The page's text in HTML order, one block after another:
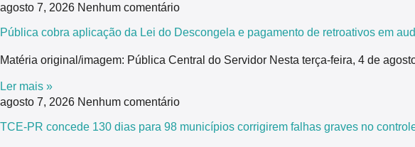
agosto 7, 2026 Nenhum comentário
Pública cobra aplicação da Lei do Descongela e pagamento de retroativos em
Matéria original/imagem: Pública Central do Servidor Nesta terça-feira, 4 de
Ler mais »
agosto 7, 2026 Nenhum comentário
TCE-PR concede 130 dias para 98 municípios corrigirem falhas graves no